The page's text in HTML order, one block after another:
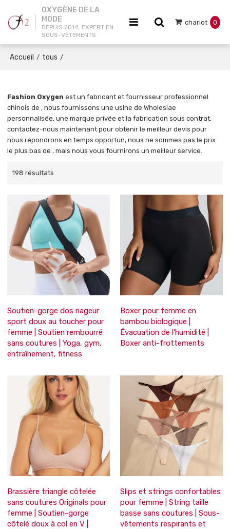
OXYGÈNE DE LA
MODE
DEPUIS 2014, EXPERT EN
SOUS-VÊTEMENTS
chariot 0
Accueil / tous /
Fashion Oxygen est un fabricant et fournisseur professionnel
chinois de, nous fournissons une usine de Wholeslae
personnalisée, une marque privéeetla fabrication sous contrat,
contactez-nous maintenant pour obtenir le meilleur devis pour
nous répondrons en temps opportun, nous ne sommes pas le prix
le plus bas de, mais nous vous fournirons un meilleur service.
198 résultats
Soutien-gorge dos nageur
sport doux au toucher pour
femme | Soutien rembourré
sans coutures | Yoga, gym,
entraînement, fitness
Boxer pour femme en
bambou biologique |
Évacuation de l'humidité |
Boxer anti-frottements
Brassière triangle côtelée
sans coutures Originals pour
femme | Soutien-gorge
côtelé doux à col en V |
Slips et strings confortables
pour femme | String taille
basse sans coutures | Sous-
vêtements respirants et